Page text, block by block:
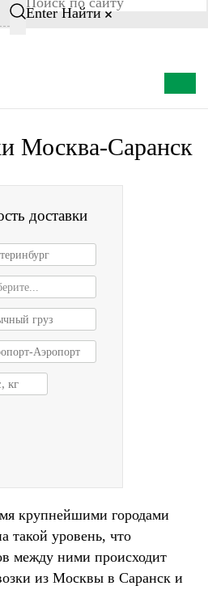
Enter Найти
Москва-Саранск
доставки
груз
Аэропорт
крупнейшими городами
такой уровень, что
между ними происходит
из Москвы в Саранск и